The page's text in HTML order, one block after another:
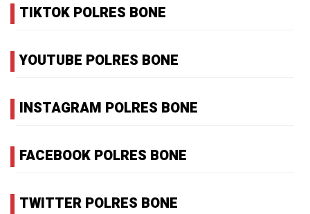
TIKTOK POLRES BONE
YOUTUBE POLRES BONE
INSTAGRAM POLRES BONE
FACEBOOK POLRES BONE
TWITTER POLRES BONE